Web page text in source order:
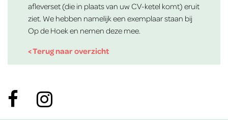
afleverset (die in plaats van uw CV-ketel komt) eruit
ziet. We hebben namelijk een exemplaar staan bij
Op de Hoek en nemen deze mee.
< Terug naar overzicht